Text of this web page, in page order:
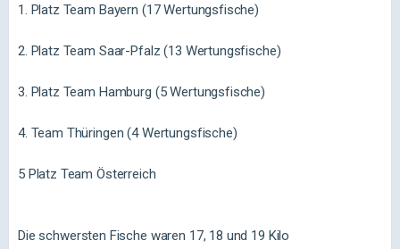
1. Platz Team Bayern (17 Wertungsfische)
2. Platz Team Saar-Pfalz (13 Wertungsfische)
3. Platz Team Hamburg (5 Wertungsfische)
4. Team Thüringen (4 Wertungsfische)
5 Platz Team Österreich
Die schwersten Fische waren 17, 18 und 19 Kilo